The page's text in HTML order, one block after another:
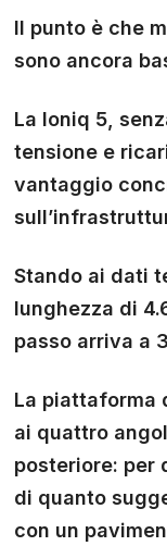
Il punto è che
sono ancora
La Ioniq 5,
tensione e
vantaggio
Stando ai dati
lunghezza di
passo arriva a
La piattaforma
ai quattro
posteriore: per
di quanto
con un